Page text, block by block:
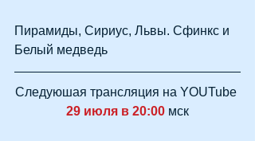
Пирамиды, Сириус, Львы. Сфинкс и
Белый медведь
Следуюшая трансляция на YOUTube
29 июля в 20:00 мск